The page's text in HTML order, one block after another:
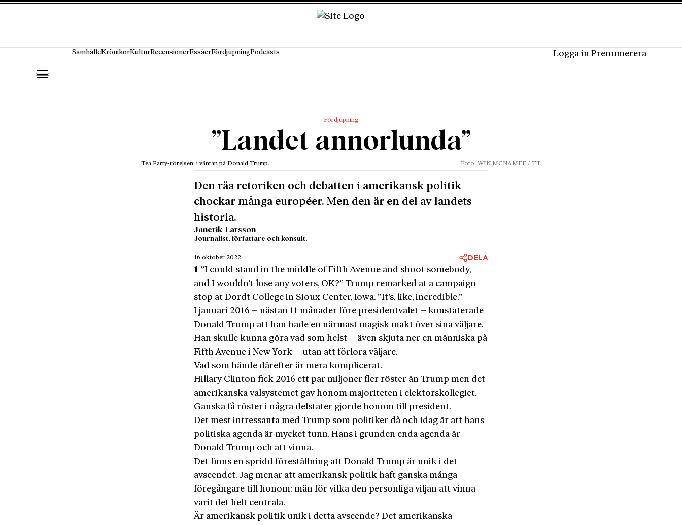
SamhälleKrönikorKulturRecensionerEssäerFördjupningPodcasts Logga in Prenumerera
Fördjupning
”Landet annorlunda”
Tea Party-rörelsen: i väntan på Donald Trump. Foto: WIN MCNAMEE / TT
Den råa retoriken och debatten i amerikansk politik
chockar många européer. Men den är en del av landets
historia.
Janerik Larsson
Journalist, författare och konsult.
16 oktober 2022 DELA
1 ”I could stand in the middle of Fifth Avenue and shoot somebody,
and I wouldn’t lose any voters, OK?” Trump remarked at a campaign
stop at Dordt College in Sioux Center, Iowa. ”It’s, like, incredible.”
I januari 2016 – nästan 11 månader före presidentvalet – konstaterade
Donald Trump att han hade en närmast magisk makt över sina väljare.
Han skulle kunna göra vad som helst – även skjuta ner en människa på
Fifth Avenue i New York – utan att förlora väljare.
Vad som hände därefter är mera komplicerat.
Hillary Clinton fick 2016 ett par miljoner fler röster än Trump men det
amerikanska valsystemet gav honom majoriteten i elektorskollegiet.
Ganska få röster i några delstater gjorde honom till president.
Det mest intressanta med Trump som politiker då och idag är att hans
politiska agenda är mycket tunn. Hans i grunden enda agenda är
Donald Trump och att vinna.
Det finns en spridd föreställning att Donald Trump är unik i det
avseendet. Jag menar att amerikansk politik haft ganska många
föregångare till honom: män för vilka den personliga viljan att vinna
varit det helt centrala.
Är amerikansk politik unik i detta avseende? Det amerikanska